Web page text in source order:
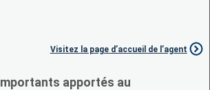
Visitez la page d’accueil de l’agent
apportés au